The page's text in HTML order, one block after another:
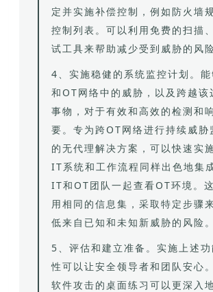
定并实施补偿控制，例如防火墙
控制列表。可以利用免费的扫描
试工具来帮助减少受到威胁的风险
4、实施稳健的系统监控计划。
和OT网络中的威胁，以及跨越该
事物，对于有效和高效的检测和
要。专为跨OT网络进行持续威胁
的无代理解决方案，可以快速实
IT系统和工作流程同样出色地集
IT和OT团队一起查看OT环境。
用相同的信息集，采取特定步骤
低来自已知和未知新威胁的风险。
5、评估和建立准备。实施上述
性可以让安全领导者和团队安心
软件攻击的桌面练习可以更深入